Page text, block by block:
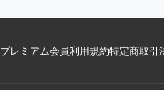
プレミアム会員利用規約特定商取引